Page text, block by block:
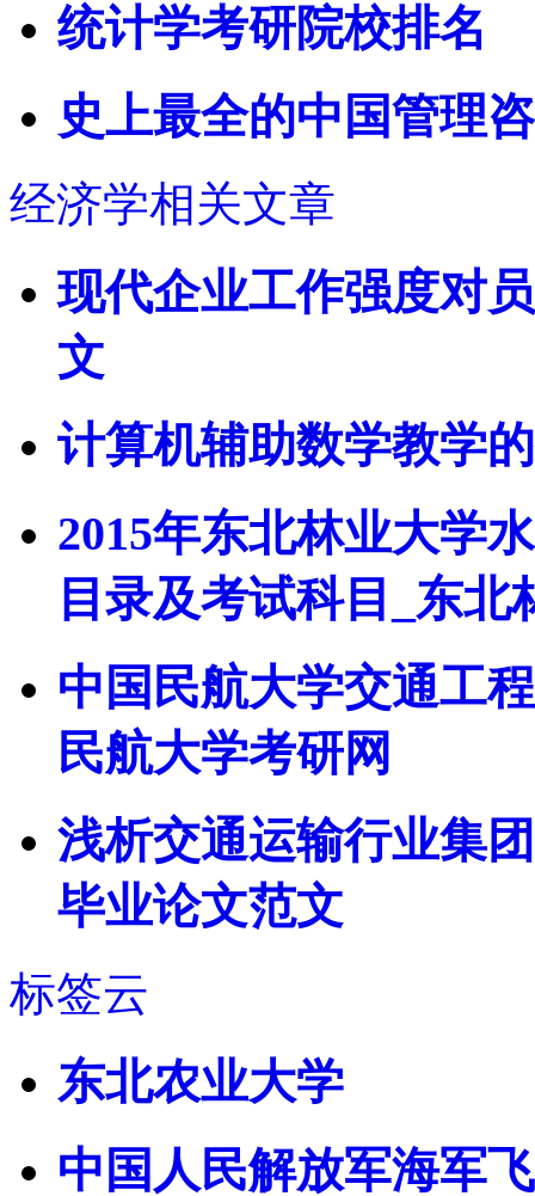
统计学考研院校排名
史上最全的中国管理
经济学相关文章
现代企业工作强度对
文
计算机辅助数学教学
2015年东北林业大学
目录及考试科目_东
中国民航大学交通工
民航大学考研网
浅析交通运输行业集
毕业论文范文
标签云
东北农业大学
中国人民解放军海军